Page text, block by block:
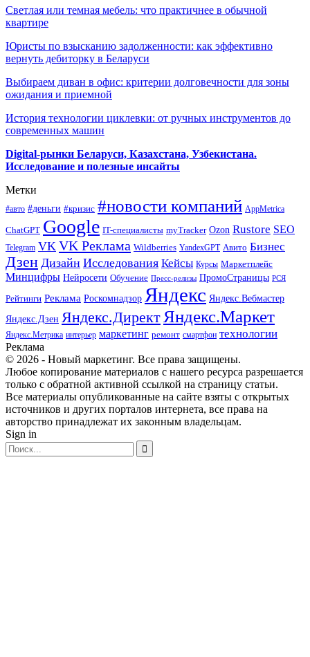
Светлая или темная мебель: что практичнее в обычной
квартире
Юристы по взысканию задолженности: как эффективно
вернуть дебиторку в Беларуси
Выбираем диван в офис: критерии долговечности для зоны
ожидания и приемной
История технологии циклевки: от ручных инструментов до
современных машин
Digital-рынки Беларуси, Казахстана, Узбекистана.
Исследование и полезные инсайты
Метки
#авто #деньги #кризис #новости компаний AppMetrica
ChatGPT Google IT-специалисты myTracker Ozon Rustore SEO
Telegram VK VK Реклама Wildberries YandexGPT Авито Бизнес
Дзен Дизайн Исследования Кейсы Курсы Маркетплейс
Минцифры Нейросети Обучение Пресс-релизы ПромоСтраницы РСЯ
Рейтинги Реклама Роскомнадзор Яндекс Яндекс.Вебмастер
Яндекс.Дзен Яндекс.ДиректЯндекс.Маркет
Яндекс.Метрика интерьер маркетинг ремонт смартфон технологии
Реклама
© 2026 - Новый маркетинг. Все права защищены.
Любое копирование материалов с нашего ресурса разрешается
только с обратной активной ссылкой на страницу статьи.
Все материалы опубликованные на сайте взяты с открытых
источников и других порталов интернета, все права на
авторство принадлежат их законным владельцам.
Sign in